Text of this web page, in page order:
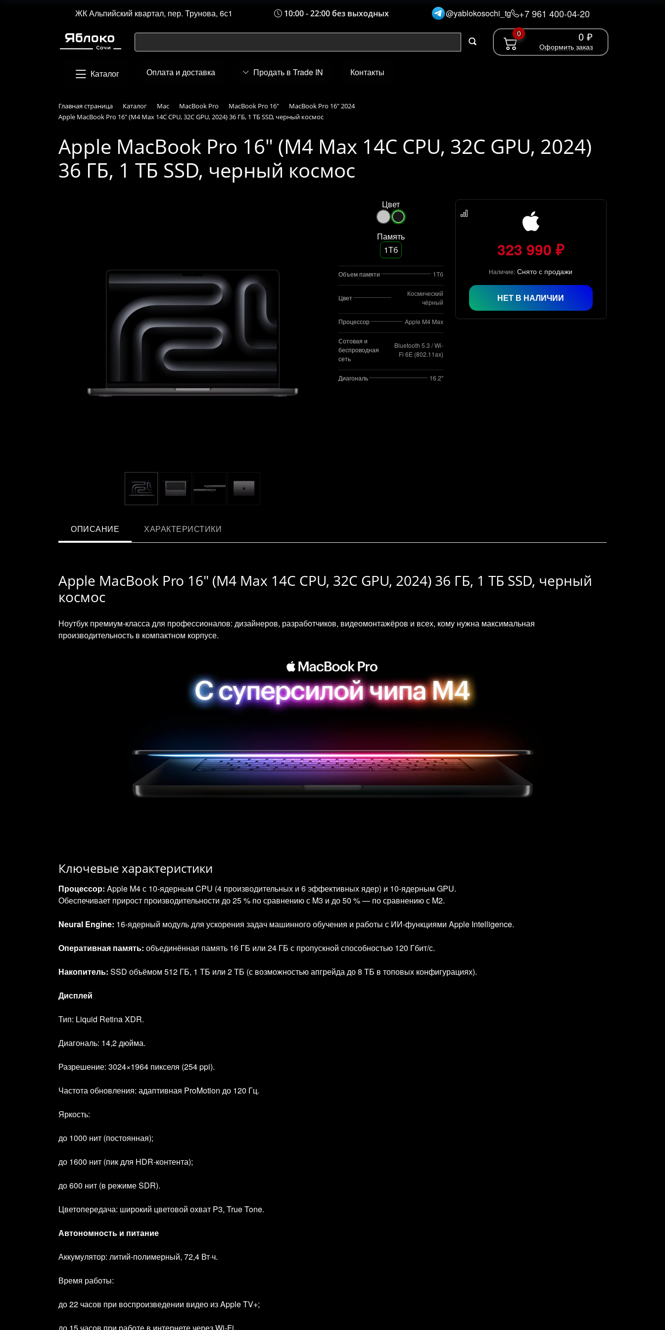
ЖК Альпийский квартал, пер. Трунова, 6с1 10:00 - 22:00 без выходных @yablokosochi_tg +7 961 400-04-20
0 0 ₽
Оформить заказ
Каталог Оплата и доставка Продать в Trade IN Контакты
Главная страница Каталог Mac MacBook Pro MacBook Pro 16"
MacBook Pro 16" 2024
Apple MacBook Pro 16" (M4 Max 14C CPU, 32C GPU, 2024) 36 ГБ, 1 ТБ SSD, черный космос
Apple MacBook Pro 16" (M4 Max 14C CPU, 32C GPU, 2024)
36 ГБ, 1 ТБ SSD, черный космос
Цвет
Память
1Тб
Объем памяти 1Тб
Цвет
Космический
чёрный
Процессор Apple M4 Max
Сотовая и
беспроводная
сеть
Bluetooth 5.3 / Wi-
Fi 6E (802.11ax)
Диагональ 16.2"
323 990 ₽
Наличие: Снято с продажи
НЕТ В НАЛИЧИИ
ОПИСАНИЕ ХАРАКТЕРИСТИКИ
Apple MacBook Pro 16" (M4 Max 14C CPU, 32C GPU, 2024) 36 ГБ, 1 ТБ SSD, черный
космос
Ноутбук премиум‑класса для профессионалов: дизайнеров, разработчиков, видеомонтажёров и всех, кому нужна максимальная
производительность в компактном корпусе.
Ключевые характеристики
Процессор: Apple M4 с 10‑ядерным CPU (4 производительных и 6 эффективных ядер) и 10‑ядерным GPU.
Обеспечивает прирост производительности до 25 % по сравнению с M3 и до 50 % — по сравнению с M2.
Neural Engine: 16‑ядерный модуль для ускорения задач машинного обучения и работы с ИИ‑функциями Apple Intelligence.
Оперативная память: объединённая память 16 ГБ или 24 ГБ с пропускной способностью 120 Гбит/с.
Накопитель: SSD объёмом 512 ГБ, 1 ТБ или 2 ТБ (с возможностью апгрейда до 8 ТБ в топовых конфигурациях).
Дисплей
Тип: Liquid Retina XDR.
Диагональ: 14,2 дюйма.
Разрешение: 3024×1964 пикселя (254 ppi).
Частота обновления: адаптивная ProMotion до 120 Гц.
Яркость:
до 1000 нит (постоянная);
до 1600 нит (пик для HDR‑контента);
до 600 нит (в режиме SDR).
Цветопередача: широкий цветовой охват P3, True Tone.
Автономность и питание
Аккумулятор: литий‑полимерный, 72,4 Вт·ч.
Время работы:
до 22 часов при воспроизведении видео из Apple TV+;